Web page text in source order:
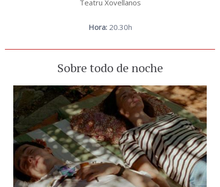
Teatru Xovellanos
Hora:20.30h
Sobre todo de noche